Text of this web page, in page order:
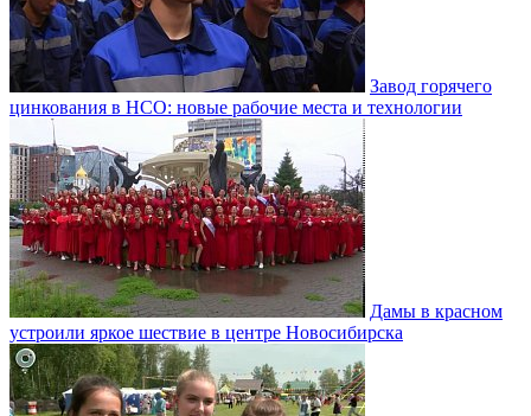
Завод горячего
цинкования в НСО: новые рабочие места и технологии
Дамы в красном
устроили яркое шествие в центре Новосибирска